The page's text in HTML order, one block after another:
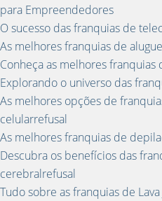
para Empreendedores
O sucesso das franquias de
As melhores franquias de
Conheça as melhores franquias
Explorando o universo das
As melhores opções de
celularrefusal
As melhores franquias de
Descubra os benefícios das
cerebralrefusal
Tudo sobre as franquias de Lava